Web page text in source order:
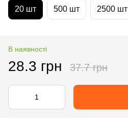
20 шт 500 шт 2500 шт
В наявності
28.3 грн 37.7 грн